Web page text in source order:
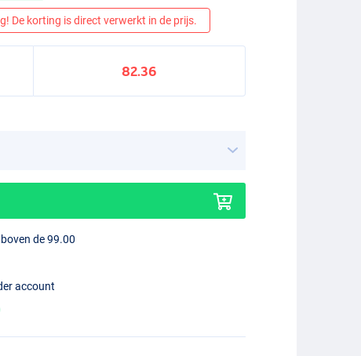
De korting is direct verwerkt in de prijs.
82.36
de 99.00
account